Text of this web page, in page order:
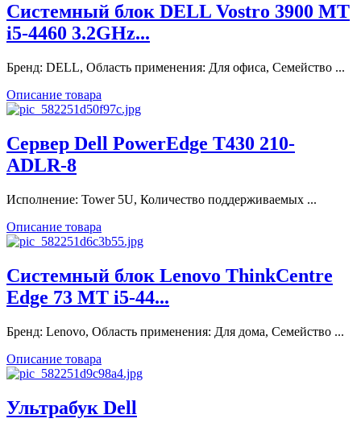
Системный блок DELL Vostro 3900 MT
i5-4460 3.2GHz...
Бренд: DELL, Область применения: Для офиса, Семейство ...
Описание товара
Сервер Dell PowerEdge T430 210-
ADLR-8
Исполнение: Tower 5U, Количество поддерживаемых ...
Описание товара
Системный блок Lenovo ThinkCentre
Edge 73 MT i5-44...
Бренд: Lenovo, Область применения: Для дома, Семейство ...
Описание товара
Ультрабук Dell